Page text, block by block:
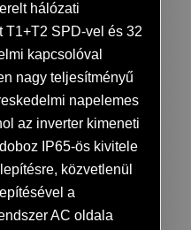
hálózati
T1+T2 SPD-vel és 32
kapcsolóval
nagy teljesítményű
napelemes
az inverter kimeneti
IP65-ös kivitele
közvetlenül
a
AC oldala